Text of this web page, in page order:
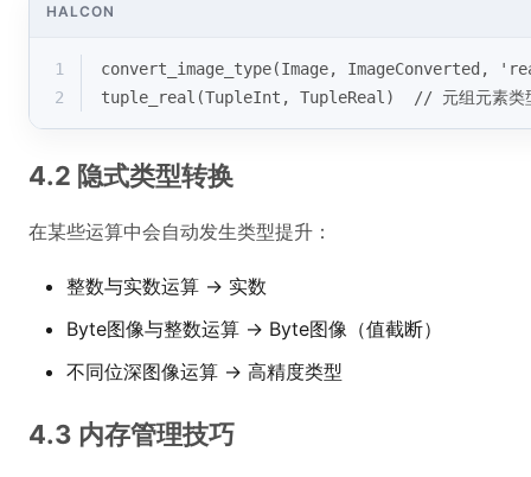
HALCON
1
convert_image_type(Image, ImageConverted,
2
tuple_real(TupleInt, TupleReal)  // 元组元素类
4.2 隐式类型转换
在某些运算中会自动发生类型提升：
整数与实数运算 → 实数
Byte图像与整数运算 → Byte图像（值截断）
不同位深图像运算 → 高精度类型
4.3 内存管理技巧